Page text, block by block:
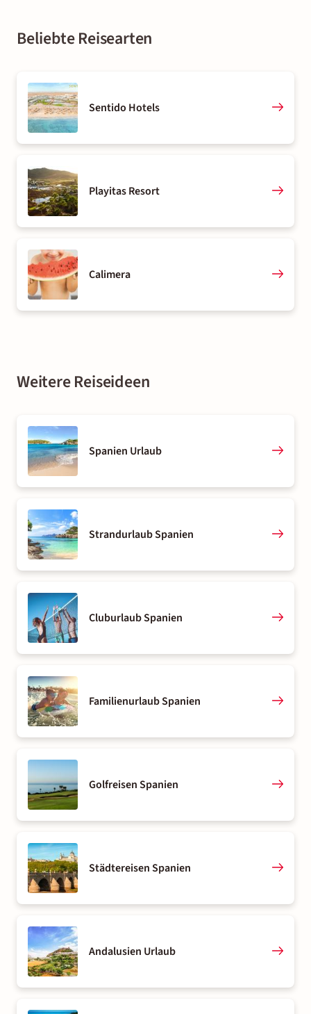
Beliebte Reisearten
Sentido Hotels
Playitas Resort
Calimera
Weitere Reiseideen
Spanien Urlaub
Strandurlaub Spanien
Cluburlaub Spanien
Familienurlaub Spanien
Golfreisen Spanien
Städtereisen Spanien
Andalusien Urlaub